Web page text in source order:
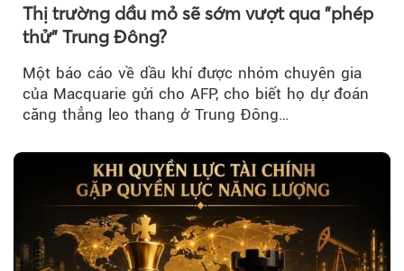
Thị trường dầu mỏ sẽ sớm vượt qua "phép
thử" Trung Đông?
Một báo cáo về dầu khí được nhóm chuyên gia
của Macquarie gửi cho AFP, cho biết họ dự đoán
căng thẳng leo thang ở Trung Đông…